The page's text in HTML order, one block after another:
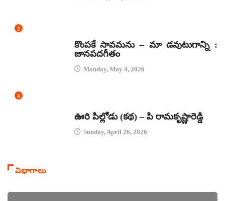
3
కొంపకే సావమను – మా డవుటుగాన్ని :
జానపదగీతం
Monday, May 4, 2026
4
ఊరి పిల్లోడు (కథ) – పి రామకృష్ణారెడ్డి
Sunday, April 26, 2026
విభాగాలు